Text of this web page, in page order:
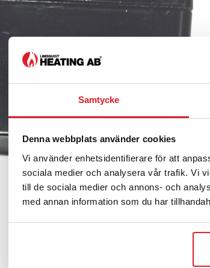
Samtycke
Denna webbplats använder cookies
Vi använder enhetsidentifierare för att
sociala medier och analysera vår trafik. Vi
till de sociala medier och annons- och
med annan information som du har